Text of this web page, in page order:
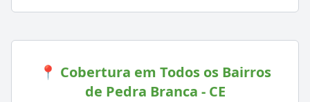
📍 Cobertura em Todos os Bairros
de Pedra Branca - CE